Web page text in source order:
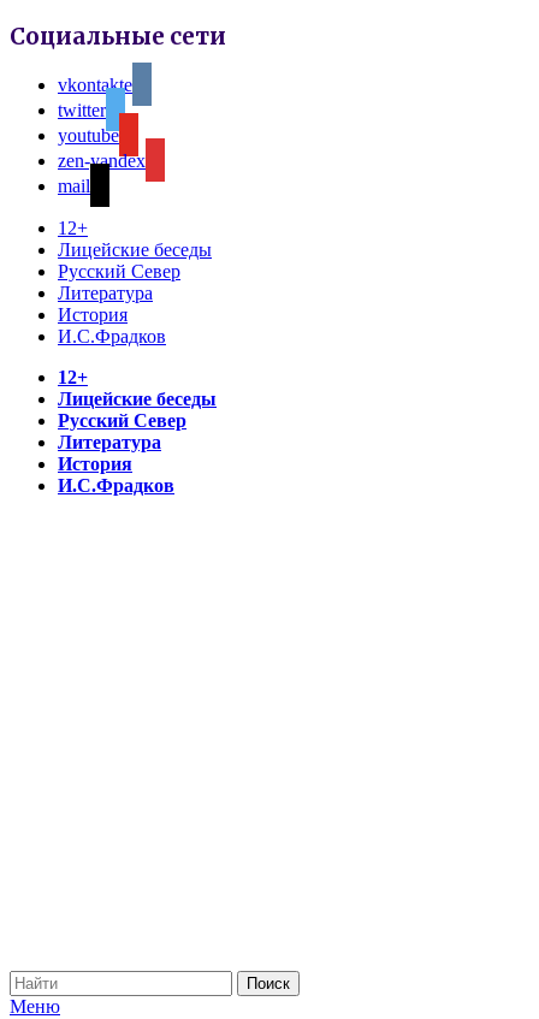
Социальные сети
vkontakte
twitter
youtube
zen-yandex
mail
12+
Лицейские беседы
Русский Север
Литература
История
И.С.Фрадков
12+
Лицейские беседы
Русский Север
Литература
История
И.С.Фрадков
Меню